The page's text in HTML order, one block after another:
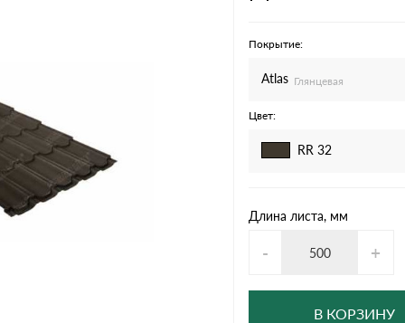
Ондулин Смарт
Покрытие:
Atlas Глянцевая
Цвет:
RR 32
Длина листа, мм
- +
В КОРЗИНУ